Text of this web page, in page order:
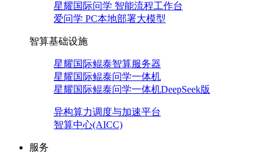
星耀国际问学 智能流程工作台
爱问学 PC本地部署大模型
智算基础设施
星耀国际鲲泰智算服务器
星耀国际鲲泰问学一体机
星耀国际鲲泰问学一体机DeepSeek版
异构算力调度与加速平台
智算中心(AICC)
服务